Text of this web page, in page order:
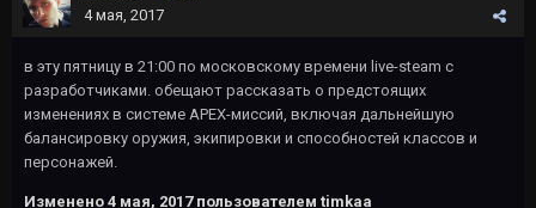
4 мая, 2017
в эту пятницу в 21:00 по московскому времени live-steam с
разработчиками. обещают рассказать о предстоящих
изменениях в системе APEX-миссий, включая дальнейшую
балансировку оружия, экипировки и способностей классов и
персонажей.
Изменено 4 мая, 2017пользователем timkaa